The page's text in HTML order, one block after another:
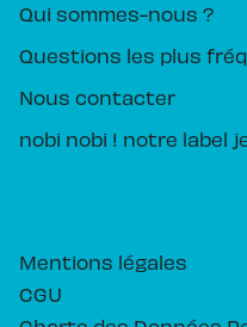
Qui sommes-nous ?
Questions les plus
Nous contacter
nobi nobi ! notre label
Mentions légales
CGU